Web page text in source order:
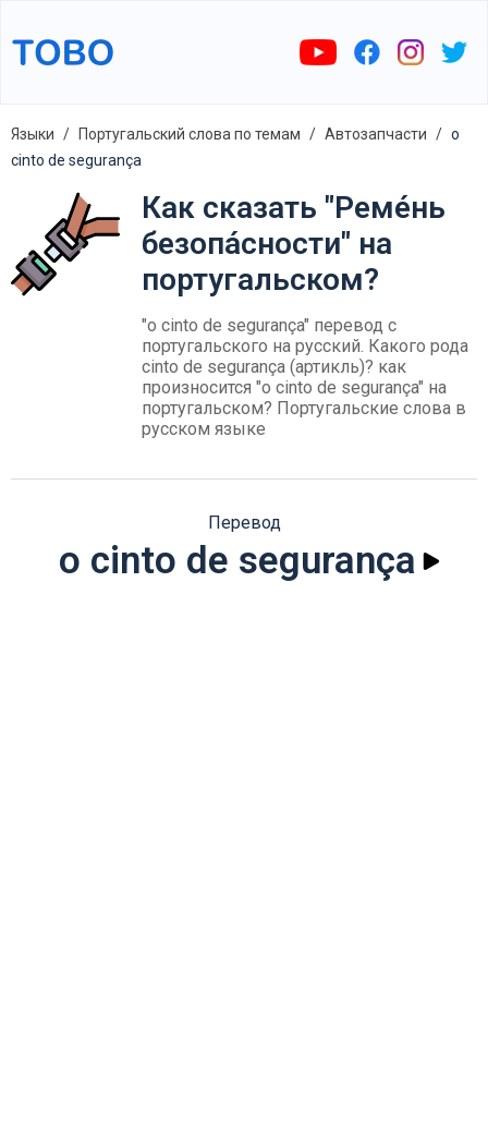
Языки Португальский слова по темам Автозапчасти
o
cinto de segurança
Как сказать "Реме́нь
безопа́сности" на
португальском?
"o cinto de segurança" перевод с
португальского на русский. Какого рода
cinto de segurança (артикль)? как
произносится "o cinto de segurança" на
португальском? Португальские слова в
русском языке
Перевод
o cinto de segurança